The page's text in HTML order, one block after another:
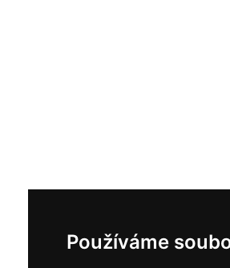
Používáme